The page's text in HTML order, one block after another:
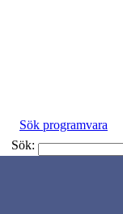
Sök programvara
Sök: